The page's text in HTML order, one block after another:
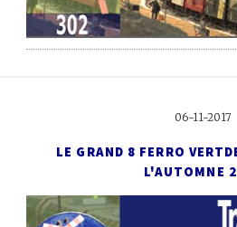
06-11-2017
LE GRAND 8 FERRO VERT
L'AUTOMNE